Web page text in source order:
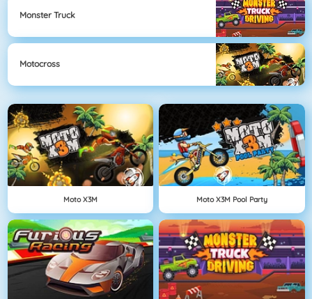
Monster Truck
Motocross
Moto X3M Moto X3M Pool Party